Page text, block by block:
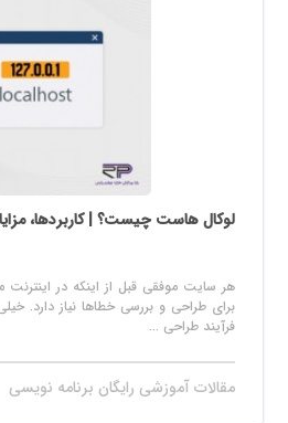
لوکال هاست چیست؟ | کاربردها،
هر سایت موفقی قبل از اینکه در
برای طراحی و بررسی خطاها نیاز دارد. خیلی
فرآیند طراحی ...
مقالات آموزشی رایگان برنامه نویسی